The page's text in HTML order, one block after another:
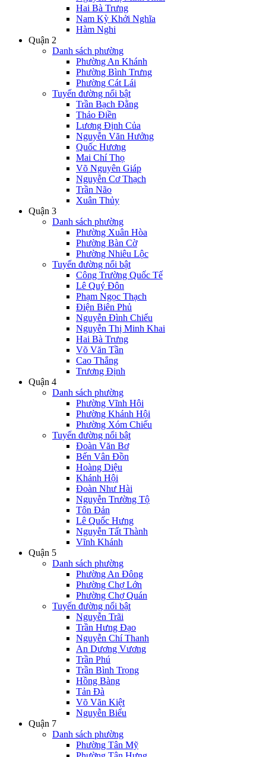
Hai Bà Trưng
Nam Kỳ Khởi Nghĩa
Hàm Nghi
Quận 2
Danh sách phường
Phường An Khánh
Phường Bình Trưng
Phường Cát Lái
Tuyến đường nổi bật
Trần Bạch Đằng
Thảo Điền
Lương Định Của
Nguyễn Văn Hưởng
Quốc Hương
Mai Chí Thọ
Võ Nguyên Giáp
Nguyễn Cơ Thạch
Trần Não
Xuân Thủy
Quận 3
Danh sách phường
Phường Xuân Hòa
Phường Bàn Cờ
Phường Nhiêu Lộc
Tuyến đường nổi bật
Công Trường Quốc Tế
Lê Quý Đôn
Phạm Ngọc Thạch
Điện Biên Phủ
Nguyễn Đình Chiểu
Nguyễn Thị Minh Khai
Hai Bà Trưng
Võ Văn Tần
Cao Thắng
Trương Định
Quận 4
Danh sách phường
Phường Vĩnh Hội
Phường Khánh Hội
Phường Xóm Chiếu
Tuyến đường nổi bật
Đoàn Văn Bơ
Bến Vân Đồn
Hoàng Diệu
Khánh Hội
Đoàn Như Hài
Nguyễn Trường Tộ
Tôn Đản
Lê Quốc Hưng
Nguyễn Tất Thành
Vĩnh Khánh
Quận 5
Danh sách phường
Phường An Đông
Phường Chợ Lớn
Phường Chợ Quán
Tuyến đường nổi bật
Nguyễn Trãi
Trần Hưng Đạo
Nguyễn Chí Thanh
An Dương Vương
Trần Phú
Trần Bình Trọng
Hồng Bàng
Tản Đà
Võ Văn Kiệt
Nguyễn Biểu
Quận 7
Danh sách phường
Phường Tân Mỹ